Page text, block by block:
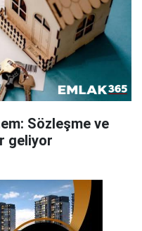
Sözleşme ve
geliyor